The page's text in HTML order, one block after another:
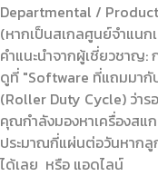
Departmental /
(หากเป็นสเกลศูนย์จำแน
คำแนะนำจากผู้เชี่ยวชาญ:
ดูที่ "Software ที่แถมมากั
(Roller Duty Cycle) ว่าร
คุณกำลังมองหาเครื่องสแ
ประมาณกี่แผ่นต่อวันหากลู
ได้เลย หรือ แอดไลน์